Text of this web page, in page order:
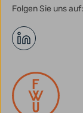
Folgen Sie uns auf: